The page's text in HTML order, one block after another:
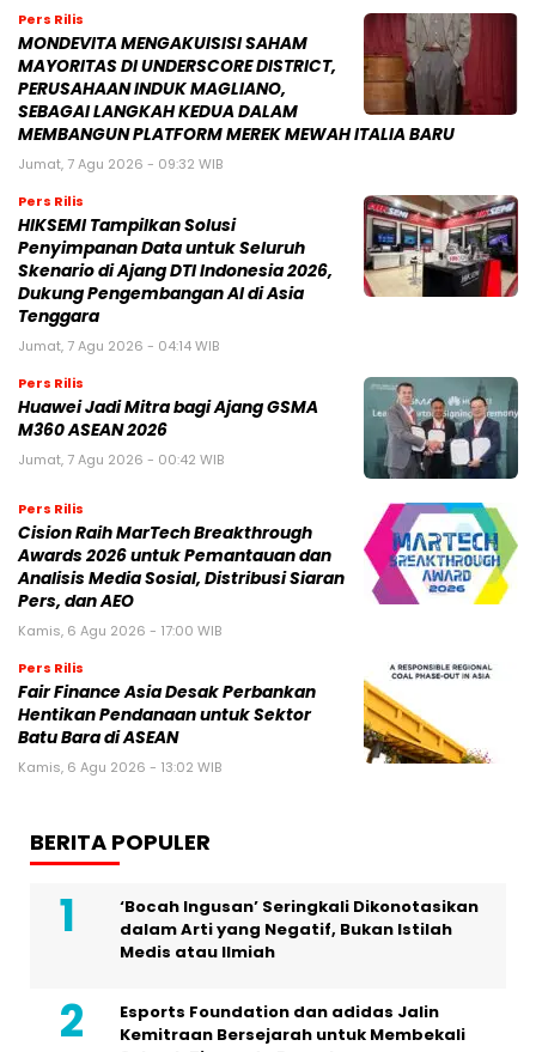
Pers Rilis
MONDEVITA MENGAKUISISI SAHAM
MAYORITAS DI UNDERSCORE DISTRICT,
PERUSAHAAN INDUK MAGLIANO,
SEBAGAI LANGKAH KEDUA DALAM
MEMBANGUN PLATFORM MEREK MEWAH ITALIA BARU
Jumat, 7 Agu 2026 - 09:32 WIB
Pers Rilis
HIKSEMI Tampilkan Solusi
Penyimpanan Data untuk Seluruh
Skenario di Ajang DTI Indonesia 2026,
Dukung Pengembangan AI di Asia
Tenggara
Jumat, 7 Agu 2026 - 04:14 WIB
Pers Rilis
Huawei Jadi Mitra bagi Ajang GSMA
M360 ASEAN 2026
Jumat, 7 Agu 2026 - 00:42 WIB
Pers Rilis
Cision Raih MarTech Breakthrough
Awards 2026 untuk Pemantauan dan
Analisis Media Sosial, Distribusi Siaran
Pers, dan AEO
Kamis, 6 Agu 2026 - 17:00 WIB
Pers Rilis
Fair Finance Asia Desak Perbankan
Hentikan Pendanaan untuk Sektor
Batu Bara di ASEAN
Kamis, 6 Agu 2026 - 13:02 WIB
BERITA POPULER
‘Bocah Ingusan’ Seringkali Dikonotasikan
dalam Arti yang Negatif, Bukan Istilah
Medis atau Ilmiah
Esports Foundation dan adidas Jalin
Kemitraan Bersejarah untuk Membekali